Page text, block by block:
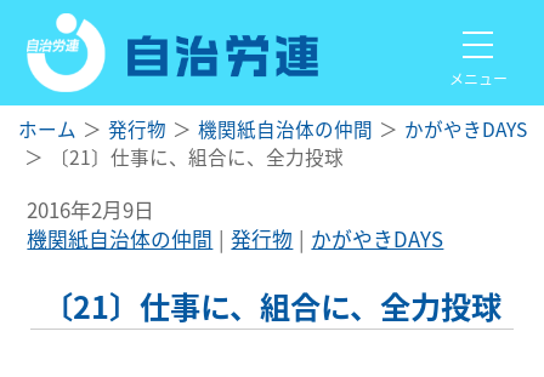
メニュー
ホーム 発行物 機関紙自治体の仲間
かがやきDAYS
〔21〕仕事に、組合に、全力投球
2016年2月9日
機関紙自治体の仲間
発行物 かがやきDAYS
〔21〕仕事に、組合に、全力投球